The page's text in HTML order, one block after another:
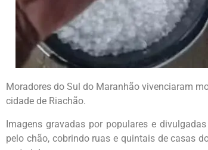
Moradores do Sul do Maranhão vivenciaram
cidade de Riachão.
Imagens gravadas por populares e
pelo chão, cobrindo ruas e quintais de casas